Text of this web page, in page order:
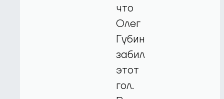
что
Олег
Губин
забил
этот
гол.